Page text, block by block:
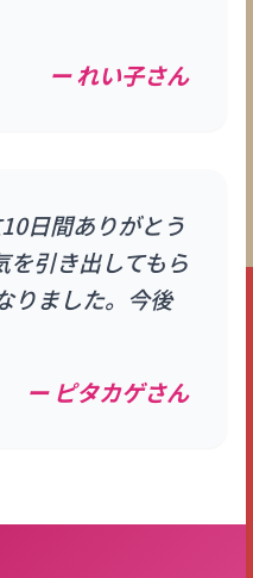
ー れい子さん
日間ありがとう
を引き出してもら
りました。今後
ー ピタカゲさん